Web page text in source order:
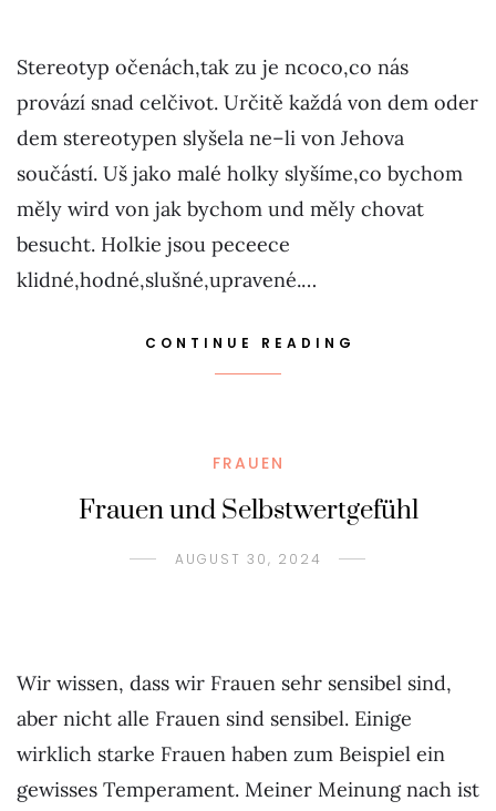
Stereotyp očenách,tak zu je ncoco,co nás
provází snad celčivot. Určitě každá von dem oder
dem stereotypen slyšela ne–li von Jehova
součástí. Uš jako malé holky slyšíme,co bychom
měly wird von jak bychom und měly chovat
besucht. Holkie jsou peceece
klidné,hodné,slušné,upravené.…
CONTINUE READING
FRAUEN
Frauen und Selbstwertgefühl
AUGUST 30, 2024
Wir wissen, dass wir Frauen sehr sensibel sind,
aber nicht alle Frauen sind sensibel. Einige
wirklich starke Frauen haben zum Beispiel ein
gewisses Temperament. Meiner Meinung nach ist